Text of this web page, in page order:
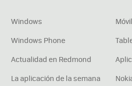
Windows
Windows Phone
Actualidad en Redmond
La aplicación de la semana